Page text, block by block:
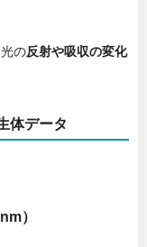
の反射や吸収の変化
体データ
）